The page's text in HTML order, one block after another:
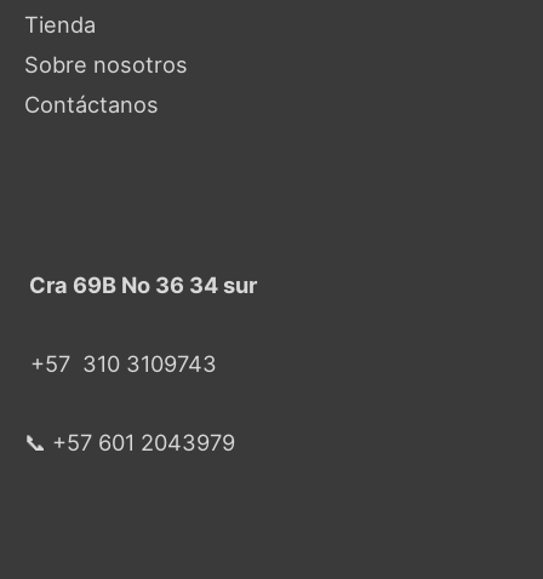
Tienda
Sobre nosotros
Contáctanos
Cra 69B No 36 34 sur
+57 310 3109743
📞 +57 601 2043979